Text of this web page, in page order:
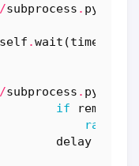
/subprocess . py
self .wait (timeout
/subprocess . py
if
raise
delay